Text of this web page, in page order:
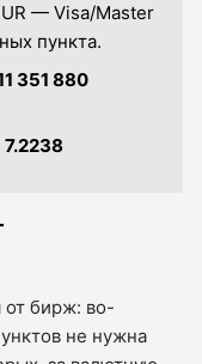
— Visa/Master
пункта.
351 880
7.2238
от бирж: во-
не нужна